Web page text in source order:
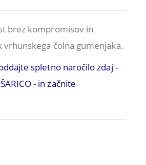
brez kompromisov in
vrhunskega čolna gumenjaka.
spletno naročilo zdaj -
- in začnite